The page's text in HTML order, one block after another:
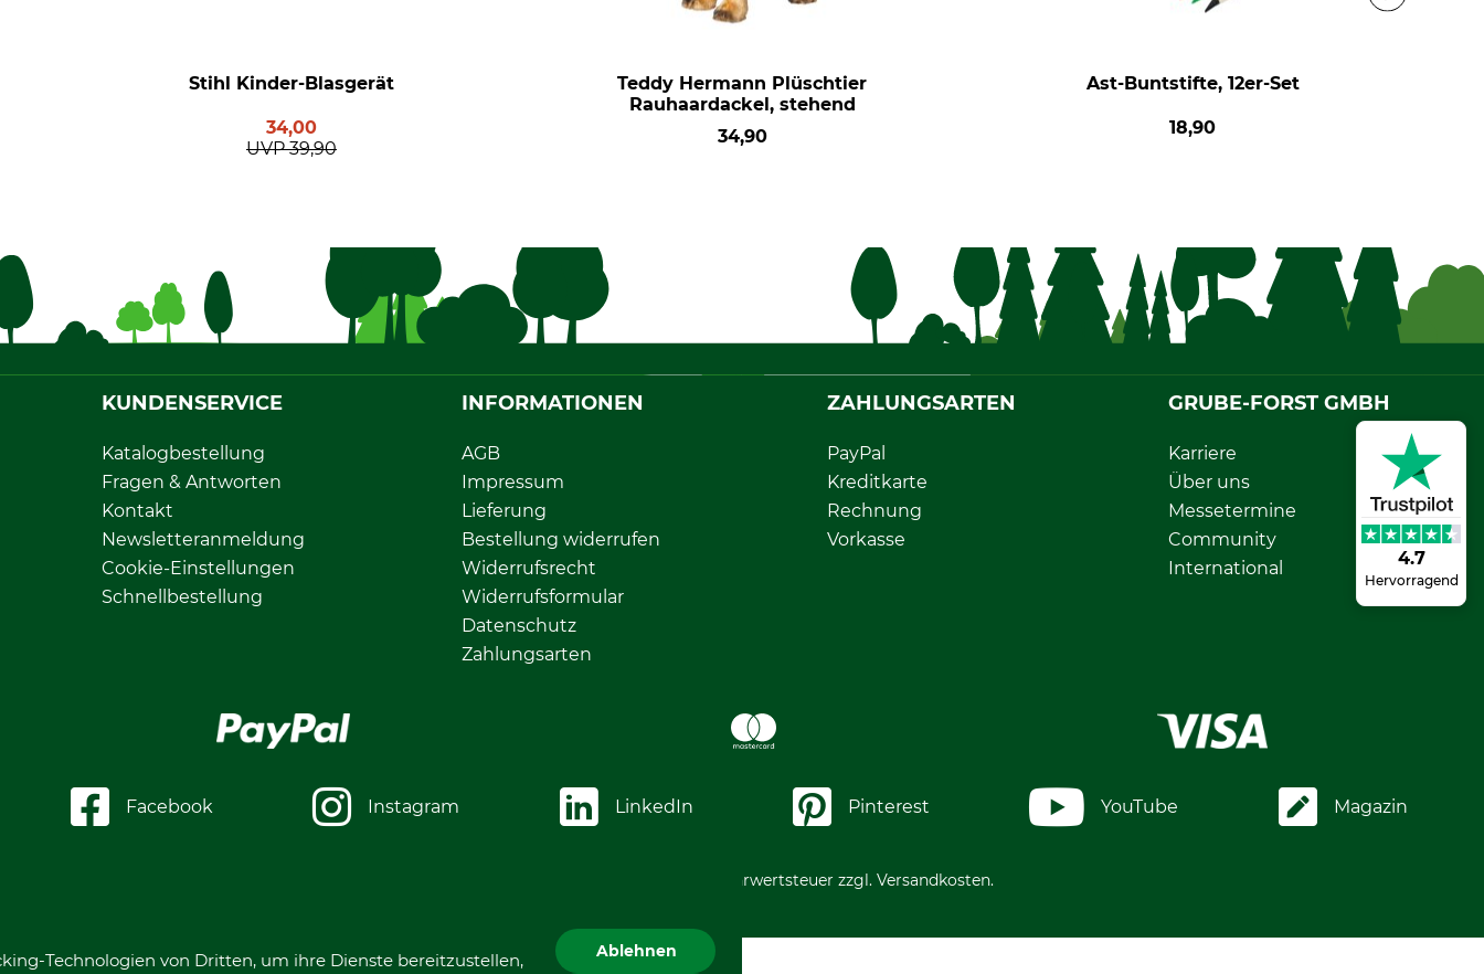
4.7
Hervorragend
Stihl Kinder-Blasgerät
34,00
UVP 39,90
Teddy Hermann Plüschtier
Rauhaardackel, stehend
34,90
Ast-Buntstifte, 12er-Set
18,90
KUNDENSERVICE
Katalogbestellung
Fragen & Antworten
Kontakt
Newsletteranmeldung
Cookie-Einstellungen
Schnellbestellung
INFORMATIONEN
AGB
Impressum
Lieferung
Bestellung widerrufen
Widerrufsrecht
Widerrufsformular
Datenschutz
Zahlungsarten
ZAHLUNGSARTEN
PayPal
Kreditkarte
Rechnung
Vorkasse
GRUBE-FORST GMBH
Karriere
Über uns
Messetermine
Community
International
Facebook Instagram LinkedIn Pinterest YouTube Magazin
*Alle Preise in Euro und inkl. Mehrwertsteuer zzgl. Versandkosten.
Technologien von Dritten, um ihre Dienste bereitzustellen,
Ablehnen